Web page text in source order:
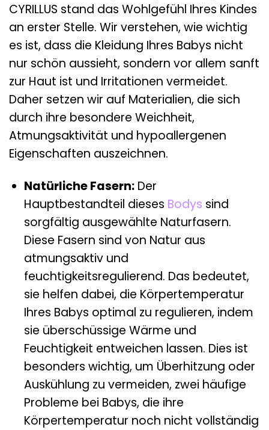
CYRILLUS stand das Wohlgefühl Ihres Kindes
an erster Stelle. Wir verstehen, wie wichtig
es ist, dass die Kleidung Ihres Babys nicht
nur schön aussieht, sondern vor allem sanft
zur Haut ist und Irritationen vermeidet.
Daher setzen wir auf Materialien, die sich
durch ihre besondere Weichheit,
Atmungsaktivität und hypoallergenen
Eigenschaften auszeichnen.
Natürliche Fasern:Der
Hauptbestandteil dieses Bodys sind
sorgfältig ausgewählte Naturfasern.
Diese Fasern sind von Natur aus
atmungsaktiv und
feuchtigkeitsregulierend. Das bedeutet,
sie helfen dabei, die Körpertemperatur
Ihres Babys optimal zu regulieren, indem
sie überschüssige Wärme und
Feuchtigkeit entweichen lassen. Dies ist
besonders wichtig, um Überhitzung oder
Auskühlung zu vermeiden, zwei häufige
Probleme bei Babys, die ihre
Körpertemperatur noch nicht vollständig